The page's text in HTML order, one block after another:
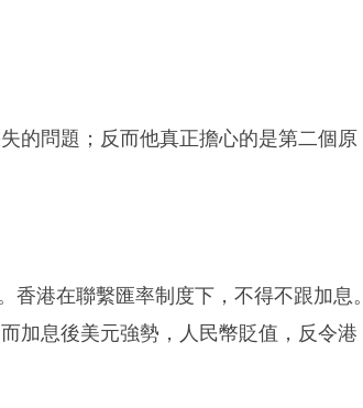
的問題；反而他真正擔心的是第二個原
港在聯繫匯率制度下，不得不跟加息。
加息後美元強勢，人民幣貶值，反令港